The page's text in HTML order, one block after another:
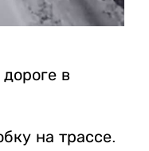
в
на трассе.